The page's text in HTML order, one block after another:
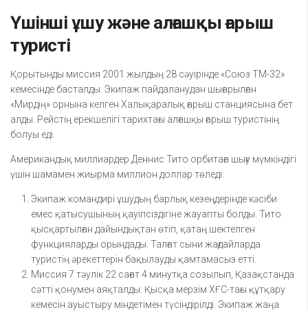
Үшінші ұшу және алғашқы ғарыш
туристі
Қорытынды миссия 2001 жылдың 28 сәуірінде «Союз ТМ-32»
кемесінде басталды. Экипаж пайдаланудан шығарылған
«Мирдің» орнына келген Халықаралық ғарыш станциясына бет
алды. Рейстің ерекшелігі тарихтағы алғашқы ғарыш туристінің
болуы еді.
Американдық миллиардер Деннис Тито орбитаға шығу мүмкіндігі
үшін шамамен жиырма миллион доллар төледі:
Экипаж командирі ұшудың барлық кезеңдерінде кәсіби
емес қатысушының қауіпсіздігіне жауапты болды. Тито
қысқартылған дайындықтан өтіп, қатаң шектелген
функцияларды орындады. Талғат сыни жағдайларда
туристің әрекеттерін бақылауды қамтамасыз етті.
Миссия 7 тәулік 22 сағат 4 минутқа созылып, Қазақстанда
сәтті қонумен аяқталды. Қысқа мерзім ХҒС-тағы құтқару
кемесін ауыстыру міндетімен түсіндірілді. Экипаж жаңа